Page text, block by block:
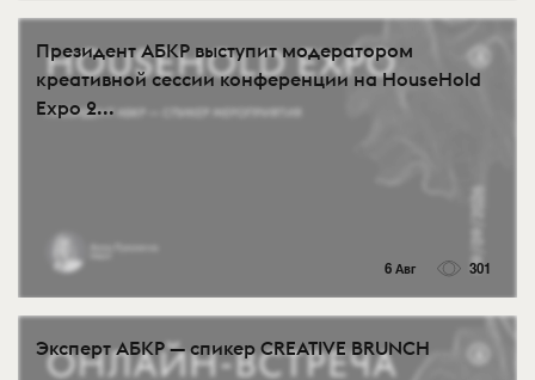
Президент АБКР выступит модератором
креативной сессии конференции на HouseHold
Expo 2...
6 Авг 301
Эксперт АБКР — спикер CREATIVE BRUNCH